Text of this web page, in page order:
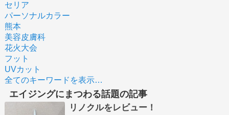
セリア
パーソナルカラー
熊本
美容皮膚科
花火大会
フット
UVカット
全てのキーワードを表示…
エイジングにまつわる話題の記事
リノクルをレビュー！